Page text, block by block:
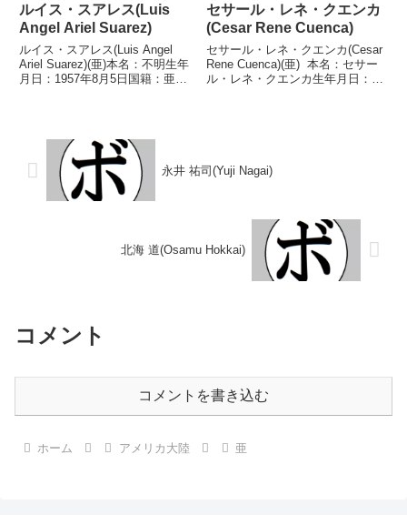
ルイス・スアレス(Luis
Angel Ariel Suarez)
ルイス・スアレス(Luis Angel
Ariel Suarez)(亜)本名：不明生年
月日：1957年8月5日国籍：亜戦
明) オスカル・エク...
セサール・レネ・クエンカ
(Cesar Rene Cuenca)
セサール・レネ・クエンカ(Cesar
Rene Cuenca)(亜) 本名：セサー
ル・レネ・クエンカ生年月日：
永井 祐司(Yuji Nagai)
北海 道(Osamu Hokkai)
コメント
コメントを書き込む
ホーム アメリカ大陸 亜